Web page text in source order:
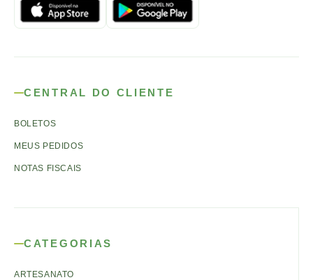
CENTRAL DO CLIENTE
BOLETOS
MEUS PEDIDOS
NOTAS FISCAIS
CATEGORIAS
ARTESANATO